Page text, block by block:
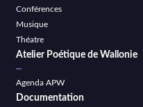
Conférences
Musique
Théatre
Atelier Poétique de Wallonie
Agenda APW
Documentation